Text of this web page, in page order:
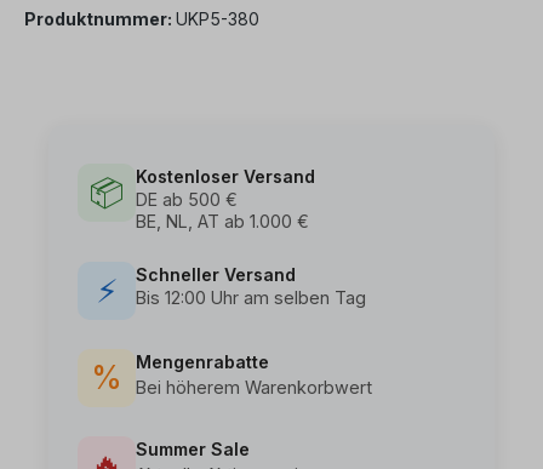
Produktnummer: UKP5-380
📦
Kostenloser Versand
DE ab 500 €
BE, NL, AT ab 1.000 €
⚡
Schneller Versand
Bis 12:00 Uhr am selben Tag
%
Mengenrabatte
Bei höherem Warenkorbwert
Summer Sale